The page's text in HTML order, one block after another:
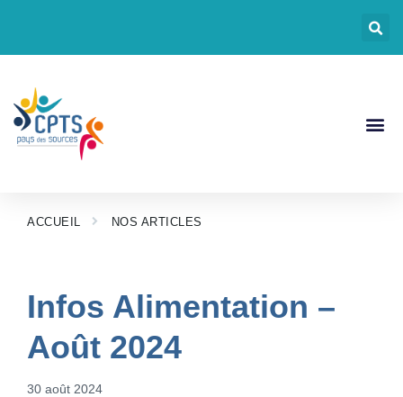
ACCUEIL NOS ARTICLES
Infos Alimentation –
Août 2024
30 août 2024